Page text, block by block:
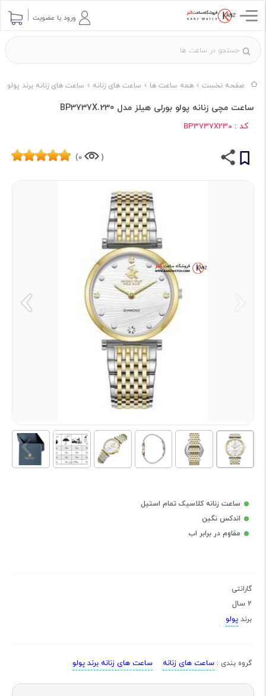
ورود یا عضویت
صفحه نخست همه ساعت ها ساعت های زنانه ساعت های زنانه برند پولو
ساعت مچی زنانه پولو بورلی هیلز مدل BP3737X.230
کد : BP3737X230
(
0)
ساعت زنانه کلاسیک تمام استیل
اندکس نگین
مقاوم در برابر اب
گارانتی
2 سال
برند پولو
گروه بندی : ساعت های زنانه ساعت های زنانه برند پولو